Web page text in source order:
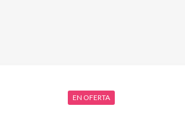
EN OFERTA